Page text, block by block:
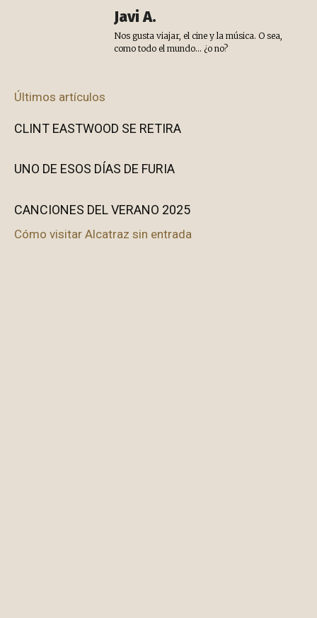
Javi A.
Nos gusta viajar, el cine y la música. O sea,
como todo el mundo... ¿o no?
Últimos artículos
CLINT EASTWOOD SE RETIRA
UNO DE ESOS DÍAS DE FURIA
CANCIONES DEL VERANO 2025
Cómo visitar Alcatraz sin entrada